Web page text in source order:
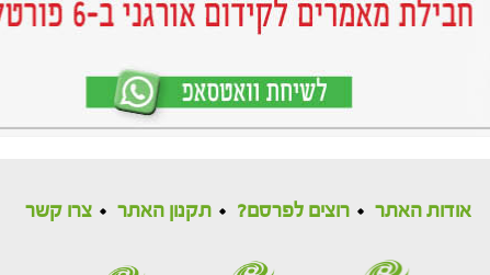
אודות האתר רוצים לפרסם? תקנון האתר צרו קשר